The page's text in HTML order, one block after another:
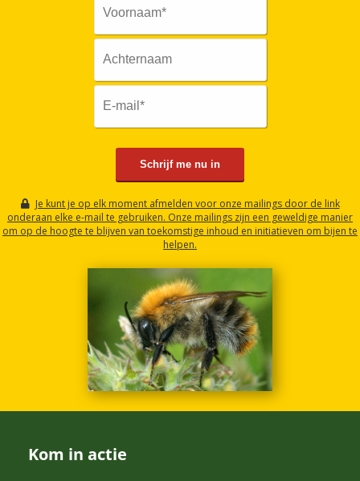
Schrijf me nu in
Je kunt je op elk moment afmelden voor onze mailings door de link
onderaan elke e-mail te gebruiken. Onze mailings zijn een geweldige manier
om op de hoogte te blijven van toekomstige inhoud en initiatieven om bijen te
helpen.
Kom in actie